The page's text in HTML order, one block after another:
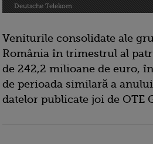
Deutsche Telekom
Veniturile consolidate ale
România în trimestrul al
de 242,2 milioane de euro,
de perioada similară a
datelor publicate joi de OTE